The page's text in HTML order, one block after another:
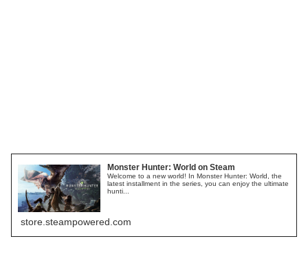
Monster Hunter: World on Steam
Welcome to a new world! In Monster Hunter: World, the
latest installment in the series, you can enjoy the ultimate
hunti...
store.steampowered.com